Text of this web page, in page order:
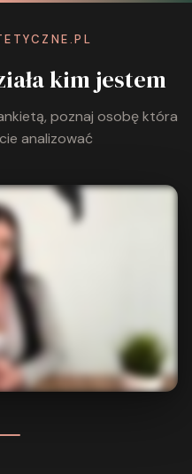
kim jestem
poznaj osobę która
analizować